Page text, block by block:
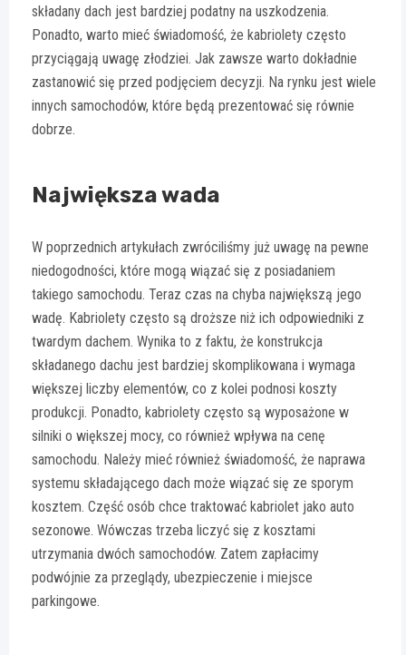
składany dach jest bardziej podatny na uszkodzenia.
Ponadto, warto mieć świadomość, że kabriolety często
przyciągają uwagę złodziei. Jak zawsze warto dokładnie
zastanowić się przed podjęciem decyzji. Na rynku jest wiele
innych samochodów, które będą prezentować się równie
dobrze.
Największa wada
W poprzednich artykułach zwróciliśmy już uwagę na pewne
niedogodności, które mogą wiązać się z posiadaniem
takiego samochodu. Teraz czas na chyba największą jego
wadę. Kabriolety często są droższe niż ich odpowiedniki z
twardym dachem. Wynika to z faktu, że konstrukcja
składanego dachu jest bardziej skomplikowana i wymaga
większej liczby elementów, co z kolei podnosi koszty
produkcji. Ponadto, kabriolety często są wyposażone w
silniki o większej mocy, co również wpływa na cenę
samochodu. Należy mieć również świadomość, że naprawa
systemu składającego dach może wiązać się ze sporym
kosztem. Część osób chce traktować kabriolet jako auto
sezonowe. Wówczas trzeba liczyć się z kosztami
utrzymania dwóch samochodów. Zatem zapłacimy
podwójnie za przeglądy, ubezpieczenie i miejsce
parkingowe.